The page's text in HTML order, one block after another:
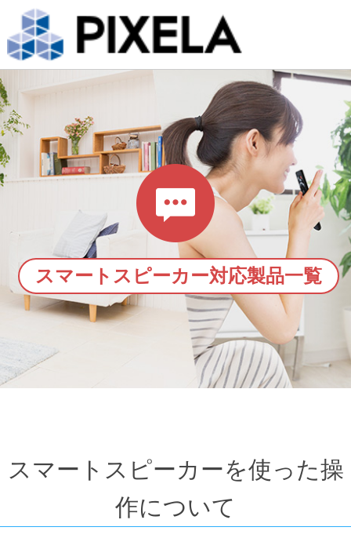
スマートスピーカー対応製品一覧
スマートスピーカーを使った操
作について